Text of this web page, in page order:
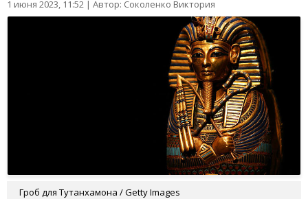
1 июня 2023, 11:52 | Автор: Соколенко Виктория
Гроб для Тутанхамона / Getty Images